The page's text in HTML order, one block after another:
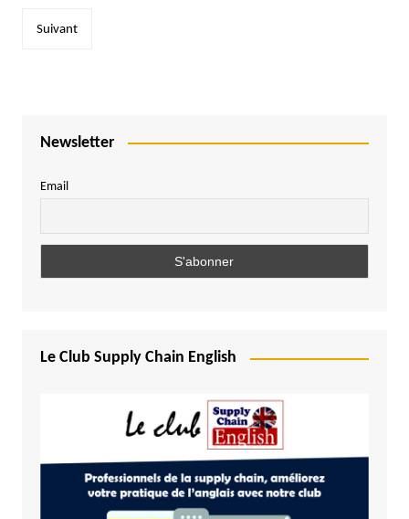
publications
Suivant
Newsletter
Email
Le Club Supply Chain English